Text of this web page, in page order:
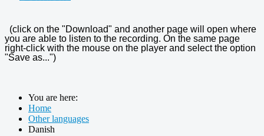
(click on the "Download" and another page will open where
you are able to listen to the recording. On the same page
right-click with the mouse on the player and select the option
"Save as...")
You are here:
Home
Other languages
Danish